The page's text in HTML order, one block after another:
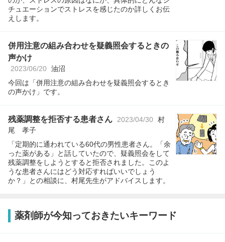
チュエーションでストレスを感じたのか詳しくお伝
えします。
併用注意の組み合わせを疑義照会するときの
声かけ
2023/06/20 油沼
今回は「併用注意の組み合わせを疑義照会するとき
の声かけ」です。
残薬調整を拒否する患者さん 2023/04/30
村
尾 孝子
「定期的に通われている60代の男性患者さん。「余
った薬がある」と話していたので、疑義照会をして
残薬調整をしようとすると拒否されました。このよ
うな患者さんにはどう対応すればいいでしょう
か？」との相談に、村尾先生がアドバイスします。
薬剤師が今知っておきたいキーワード